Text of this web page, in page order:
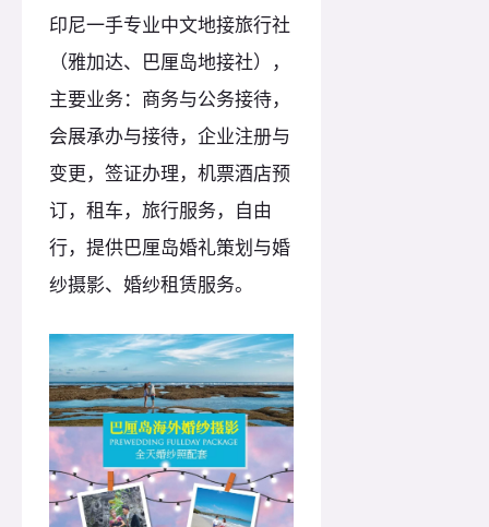
印尼一手专业中文地接旅行社
（雅加达、巴厘岛地接社），
主要业务：商务与公务接待，
会展承办与接待，企业注册与
变更，签证办理，机票酒店预
订，租车，旅行服务，自由
行，提供巴厘岛婚礼策划与婚
纱摄影、婚纱租赁服务。